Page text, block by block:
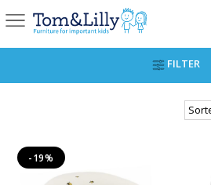
FILTER
-19%